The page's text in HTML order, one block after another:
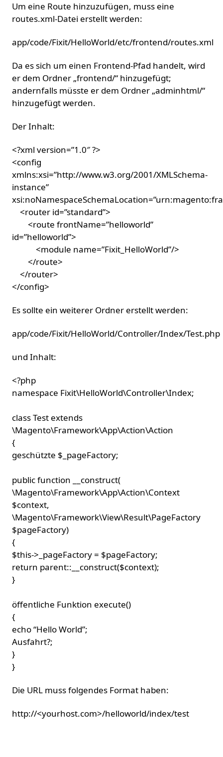
Um eine Route hinzuzufügen, muss eine
routes.xml-Datei erstellt werden:
app/code/Fixit/HelloWorld/etc/frontend/routes.xml
Da es sich um einen Frontend-Pfad handelt, wird
er dem Ordner „frontend/“ hinzugefügt;
andernfalls müsste er dem Ordner „adminhtml/“
hinzugefügt werden.
Der Inhalt:
<?xml version=”1.0″ ?>
<config
xmlns:xsi=”http://www.w3.org/2001/XMLSchema-
instance”
<router id=”standard”>
<route frontName=”helloworld”
id=”helloworld”>
<module name=”Fixit_HelloWorld”/>
</route>
</router>
</config>
Es sollte ein weiterer Ordner erstellt werden:
app/code/Fixit/HelloWorld/Controller/Index/Test.php
und Inhalt:
<?php
namespace Fixit\HelloWorld\Controller\Index;
class Test extends
\Magento\Framework\App\Action\Action
{
geschützte $_pageFactory;
public function __construct(
\Magento\Framework\App\Action\Context
$context,
\Magento\Framework\View\Result\PageFactory
$pageFactory)
{
$this->_pageFactory = $pageFactory;
return parent::__construct($context);
}
öffentliche Funktion execute()
{
echo “Hello World”;
Ausfahrt?;
}
}
Die URL muss folgendes Format haben:
http://<yourhost.com>/helloworld/index/test